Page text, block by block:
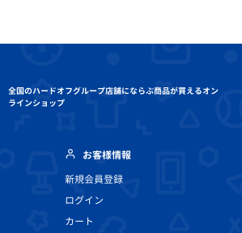
全国のハードオフグループ店舗にならぶ商品が買えるオン
ラインショップ
お客様情報
新規会員登録
ログイン
カート